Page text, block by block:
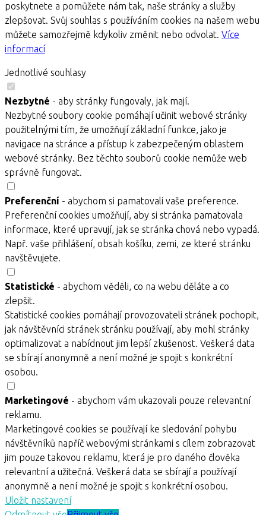
poskytnete a pomůžete nám tak, naše stránky a služby
zlepšovat. Svůj souhlas s používáním cookies na našem webu
můžete samozřejmě kdykoliv změnit nebo odvolat. Více
informací
Jednotlivé souhlasy
Nezbytné - aby stránky fungovaly, jak mají.
Nezbytné soubory cookie pomáhají učinit webové stránky
použitelnými tím, že umožňují základní funkce, jako je
navigace na stránce a přístup k zabezpečeným oblastem
webové stránky. Bez těchto souborů cookie nemůže web
správně fungovat.
Preferenční - abychom si pamatovali vaše preference.
Preferenční cookies umožňují, aby si stránka pamatovala
informace, které upravují, jak se stránka chová nebo vypadá.
Např. vaše přihlášení, obsah košíku, zemi, ze které stránku
navštěvujete.
Statistické - abychom věděli, co na webu děláte a co
zlepšit.
Statistické cookies pomáhají provozovateli stránek pochopit,
jak návštěvníci stránek stránku používají, aby mohl stránky
optimalizovat a nabídnout jim lepší zkušenost. Veškerá data
se sbírají anonymně a není možné je spojit s konkrétní
osobou.
Marketingové - abychom vám ukazovali pouze relevantní
reklamu.
Marketingové cookies se používají ke sledování pohybu
návštěvníků napříč webovými stránkami s cílem zobrazovat
jim pouze takovou reklamu, která je pro daného člověka
relevantní a užitečná. Veškerá data se sbírají a používají
anonymně a není možné je spojit s konkrétní osobou.
Uložit nastavení